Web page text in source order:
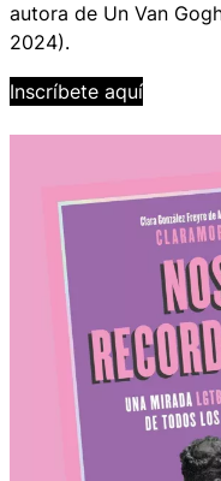
autora de Un Van
2024).
Inscríbete aquí